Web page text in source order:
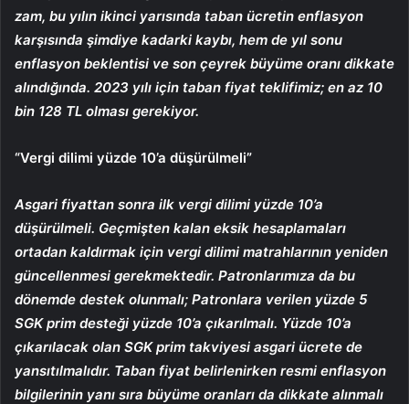
zam, bu yılın ikinci yarısında taban ücretin enflasyon
karşısında şimdiye kadarki kaybı, hem de yıl sonu
enflasyon beklentisi ve son çeyrek büyüme oranı dikkate
alındığında. 2023 yılı için taban fiyat teklifimiz; en az 10
bin 128 TL olması gerekiyor.
“Vergi dilimi yüzde 10’a düşürülmeli”
Asgari fiyattan sonra ilk vergi dilimi yüzde 10’a
düşürülmeli. Geçmişten kalan eksik hesaplamaları
ortadan kaldırmak için vergi dilimi matrahlarının yeniden
güncellenmesi gerekmektedir. Patronlarımıza da bu
dönemde destek olunmalı; Patronlara verilen yüzde 5
SGK prim desteği yüzde 10’a çıkarılmalı. Yüzde 10’a
çıkarılacak olan SGK prim takviyesi asgari ücrete de
yansıtılmalıdır. Taban fiyat belirlenirken resmi enflasyon
bilgilerinin yanı sıra büyüme oranları da dikkate alınmalı